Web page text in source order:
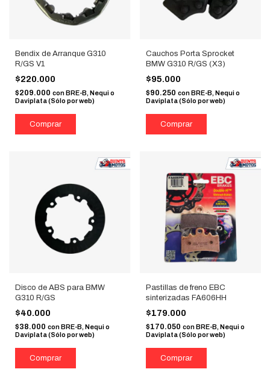
Bendix de Arranque G310
R/GS V1
$220.000
$209.000 con BRE-B, Nequi o
Daviplata (Sólo por web)
Cauchos Porta Sprocket
BMW G310 R/GS (X3)
$95.000
$90.250 con BRE-B, Nequi o
Daviplata (Sólo por web)
Disco de ABS para BMW
G310 R/GS
$40.000
$38.000 conBRE-B, Nequi o
Daviplata (Sólo por web)
Pastillas de freno EBC
sinterizadas FA606HH
$179.000
$170.050 con BRE-B, Nequi o
Daviplata (Sólo por web)